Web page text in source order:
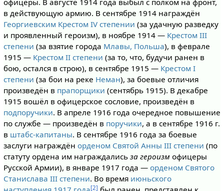
офицеры. В августе 1914 года выбыл с полком на фронт,
в действующую армию. В сентябре 1914 награждён
Георгиевским Крестом IV степении (за удачную разведку
и проявленный героизм), в ноябре 1914 — Крестом III
степени (за взятие города Млавы, Польша), в феврале
1915 — Крестом II степени (за то, что, будучи ранен в
бою, остался в строю), в сентябре 1915 — Крестом I
степени (за бои на реке Неман), за боевые отличия
произведён в прапорщики (сентябрь 1915). В декабре
1915 вошёл в офицерское сословие, произведён в
подпоручики. В апреле 1916 года очередное повышение
по службе — произведён в поручики, а в сентябре 1916 г.
в штабс-капитаны. В сентябре 1916 года за боевые
заслуги награждён орденом Святой Анны III степени (по
статуту ордена им награждались за героизмофицеры
Русской Армии), в январе 1917 года — орденом Святого
Станислава III степени. Во время июньского
[2]